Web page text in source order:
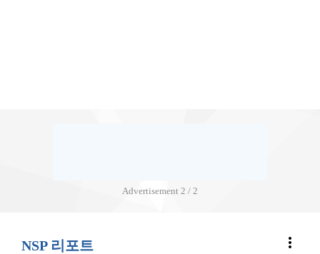
Advertisement 2 / 2
NSP 리포트 more_vert